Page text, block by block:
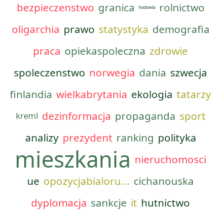
bezpieczenstwo granica hodowla
rolnictwo
oligarchia prawo statystyka demografia
praca opiekaspoleczna zdrowie
spoleczenstwo norwegia dania szwecja
finlandia wielkabrytania ekologia tatarzy
kreml dezinformacja propaganda sport
analizy prezydent ranking polityka
mieszkania nieruchomosci
ue opozycjabialoru... cichanouska
dyplomacja sankcje it hutnictwo